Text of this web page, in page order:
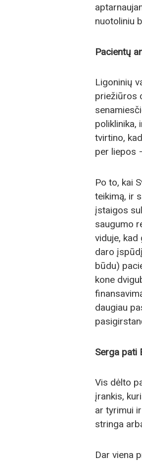
nuotoliniu
Pacientų
Ligoninių
priežiūros
poliklinika,
tvirtino,
per liepos
Po to, kai
teikimą, ir
įstaigos
saugumo
viduje, kad
daro
būdu)
kone
daugiau
Serga pati
Vis dėlto
įrankis,
ar tyrimui
stringa
Dar viena